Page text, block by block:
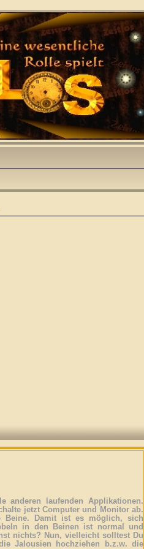
anderen laufenden Applikationen.
jetzt Computer und Monitor ab.
Beine. Damit ist es möglich, sich
in den Beinen ist normal und
nichts? Nun, vielleicht solltest Du
Jalousien hochziehen b.z.w. die